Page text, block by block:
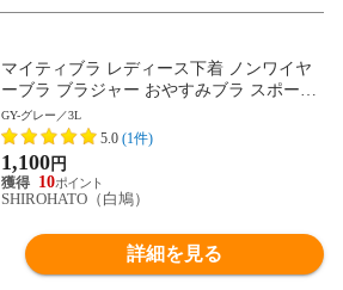
マイティブラ レディース下着 ノンワイヤ
ーブラ ブラジャー おやすみブラ スポーツ
ブラ ワイヤレスブラ ナイトブラ
GY-グレー／3L
5.0 (1件)
1,100円
10
SHIROHATO（白鳩）
詳細を見る